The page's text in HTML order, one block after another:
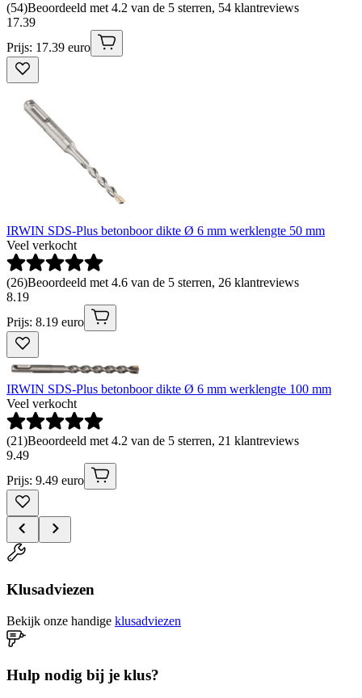
(54)Beoordeeld met 4.2 van de 5 sterren, 54 klantreviews
17.39
Prijs: 17.39 euro
IRWIN SDS-Plus betonboor dikte Ø 6 mm werklengte 50 mm
Veel verkocht
(26)Beoordeeld met 4.6 van de 5 sterren, 26 klantreviews
8.19
Prijs: 8.19 euro
IRWIN SDS-Plus betonboor dikte Ø 6 mm werklengte 100 mm
Veel verkocht
(21)Beoordeeld met 4.2 van de 5 sterren, 21 klantreviews
9.49
Prijs: 9.49 euro
Klusadviezen
Bekijk onze handige klusadviezen
Hulp nodig bij je klus?